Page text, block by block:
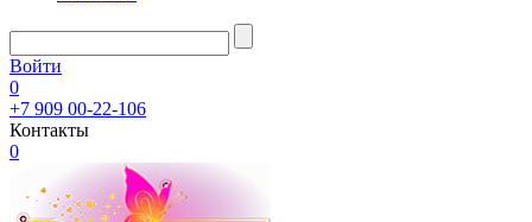
Войти
0
+7 909 00-22-106
Контакты
0